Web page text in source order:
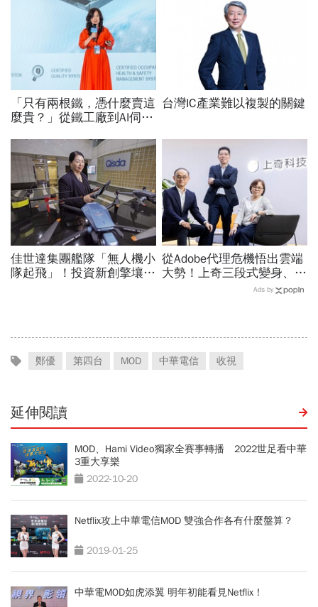
「只有兩根鐵，憑什麼賣這
麼貴？」從鐵工廠到AI伺服
城河創造超高毛利率
台灣IC產業難以複製的關鍵
佳世達集團艦隊「無人機小
隊起飛」！投資新創擎壤、
從Adobe代理危機悟出雲端
大勢！上奇三段式變身、季
季獲利20年不敗：再來搶
Ads by
鄭優 第四台 MOD 中華電信 收視
延伸閱讀
MOD、Hami Video獨家全賽事轉播 2022世足看中華
3重大享樂
2022-10-20
Netflix攻上中華電信MOD 雙強合作各有什麼盤算？
2019-01-25
中華電MOD如虎添翼 明年初能看見Netflix！